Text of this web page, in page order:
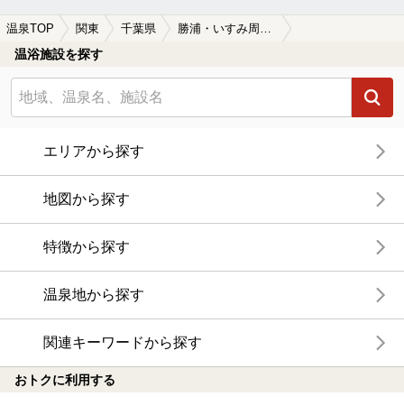
温泉TOP 関東 千葉県 勝浦・いすみ周辺の日帰り温泉、スーパー銭湯おすすめ
温浴施設を探す
エリアから探す
地図から探す
特徴から探す
温泉地から探す
関連キーワードから探す
おトクに利用する